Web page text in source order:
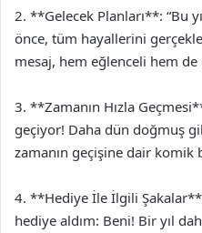
2. **Gelecek Planları**: “Bu
önce, tüm hayallerini
mesaj, hem eğlenceli hem
3. **Zamanın Hızla
geçiyor! Daha dün doğmuş
zamanın geçişine dair komik
4. **Hediye İle İlgili
hediye aldım: Beni! Bir yıl